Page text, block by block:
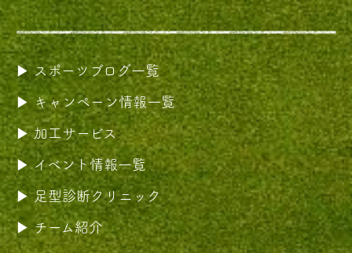
スポーツブログ一覧
キャンペーン情報一覧
加工サービス
イベント情報一覧
足型診断クリニック
チーム紹介